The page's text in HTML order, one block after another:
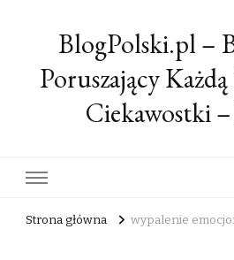
BlogPolski.pl –
Poruszający
Ciekawostki
Strona główna wypalenie